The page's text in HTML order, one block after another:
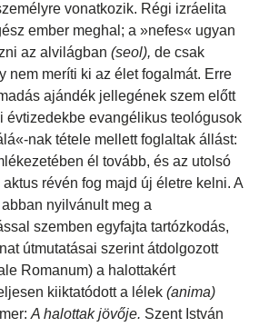
vonatkozik. Régi izráelita
ember meghal; a »nefes« ugyan
az alvilágban (seol), de csak
nem meríti ki az élet fogalmát. Erre
ajándék jellegének szem előtt
évtizedekbe evangélikus teológusok
nak tétele mellett foglaltak állást:
él tovább, és az utolsó
révén fog majd új életre kelni. A
nyilvánult meg a
szemben egyfajta tartózkodás,
útmutatásai szerint átdolgozott
Romanum) a halottakért
kiiktatódott a lélek (anima)
A halottak jövője. Szent István